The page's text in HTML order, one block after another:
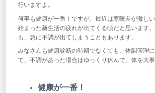
行いますよ。
何事も健康が一番！ですが、最近は寒暖差が激し
始まった新生活の疲れが出てくる頃だと思います
も、急に不調が出てしまうこともあります。
みなさんも健康診断の時期でなくても、体調管理
て、不調があった場合はゆっくり休んで、体を大事
健康が一番！